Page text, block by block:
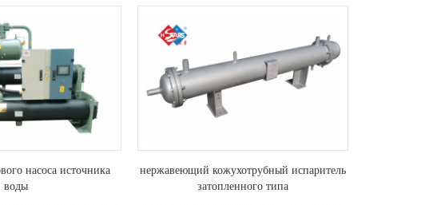
паром хладагента и водой во время
Операция, преобразующая потребляемая
энергия Нагрейте на пригодную к пригодной
горячей воде и обеспечивая большое
количество кондиционирования воздуха при
обеспечении кондиционер. Горячая вода в
насоса источника
воды
нержавеющий кожухотрубный испаритель
затопленного типа